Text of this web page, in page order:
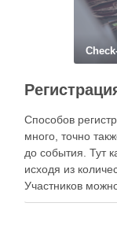
Способов
много, точно
до события. Тут
исходя из
Участников
и выдавая